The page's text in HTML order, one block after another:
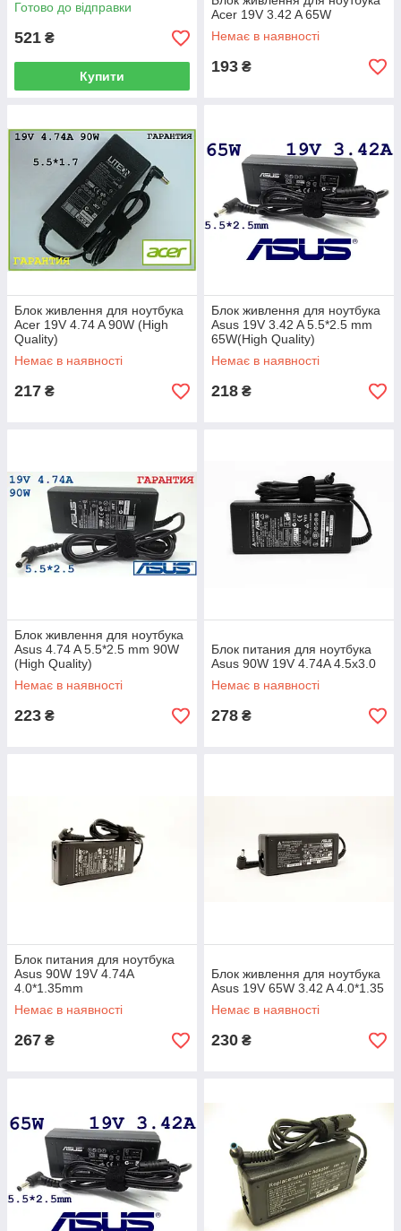
живлення
Готово до відправки
521 ₴
Купити
Acer 19V 3.42 A 65W
Немає в наявності
193 ₴
Блок живлення для ноутбука
Acer 19V 4.74 A 90W (High
Quality)
Немає в наявності
217 ₴
Блок живлення для ноутбука
Asus 19V 3.42 A 5.5*2.5 mm
65W(High Quality)
Немає в наявності
218 ₴
Блок живлення для ноутбука
Asus 4.74 A 5.5*2.5 mm 90W
(High Quality)
Немає в наявності
223 ₴
Блок питания для ноутбука
Asus 90W 19V 4.74A 4.5x3.0
Немає в наявності
278 ₴
Блок питания для ноутбука
Asus 90W 19V 4.74A
4.0*1.35mm
Немає в наявності
267 ₴
Блок живлення для ноутбука
Asus 19V 65W 3.42 A 4.0*1.35
Немає в наявності
230 ₴